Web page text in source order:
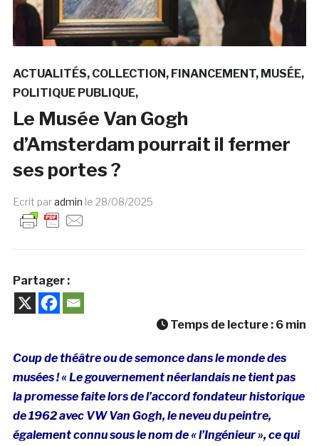
ACTUALITÉS COLLECTION FINANCEMENT MUSÉE
POLITIQUE PUBLIQUE
Le Musée Van Gogh
d’Amsterdam pourrait il fermer
ses portes ?
Ecrit paradmin le 28/08/2025
Partager :
Temps de lecture : 6 min
Coup de théâtre ou de semonce dans le monde des
musées ! «Le gouvernement néerlandais ne tient pas
la promesse faite lors de l’accord fondateur historique
de 1962 avec VW Van Gogh, le neveu du peintre,
également connu sous le nom de « l’Ingénieur », ce qui